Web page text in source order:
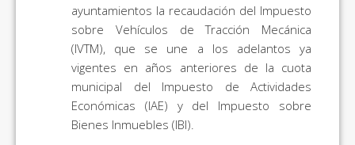
ayuntamientos la recaudación del Impuesto
sobre Vehículos de Tracción Mecánica
(IVTM), que se une a los adelantos ya
vigentes en años anteriores de la cuota
municipal del Impuesto de Actividades
Económicas (IAE) y del Impuesto sobre
Bienes Inmuebles (IBI).